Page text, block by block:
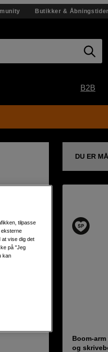
Butikker & Åbningstider
B2B
DU ER
Boom-
og
tilpasse
eksterne
at vise dig det
på "Jeg
kan